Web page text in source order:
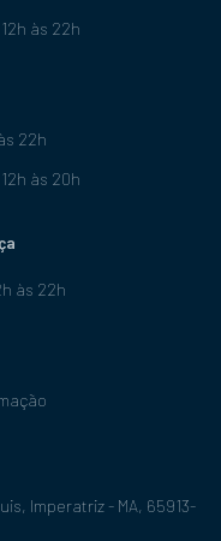
às 22h
22h
às 20h
às 22h
Imperatriz - MA, 65913-